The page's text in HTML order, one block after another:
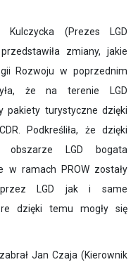
Kulczycka (Prezes LGD
zmiany, jakie
Rozwoju w poprzednim
że na terenie LGD
pakiety turystyczne dzięki
Podkreśliła, że dzięki
obszarze LGD bogata
w ramach PROW zostały
przez LGD jak i same
dzięki temu mogły się
Jan Czaja (Kierownik